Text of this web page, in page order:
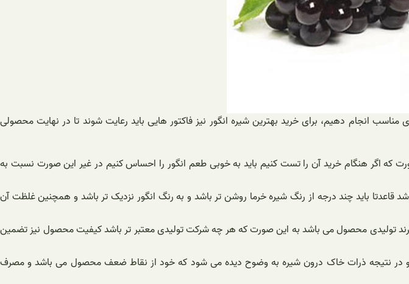
انجام دهیم، برای خرید بهترین شیره انگور نیز فاکتور هایی باید رعایت شوند تا در نهایت محصولی
که اگر هنگام خرید آن را تست کنیم باید به خوبی طعم انگور را احساس کنیم در غیر این صورت نسبت به
باید چند درجه از رنگ شیره خرما روشن تر باشد و به رنگ انگور نزدیک تر باشد و همچنین غلظت آن
برند تولیدی محصول می باشد به این صورت که هر چه شرکت تولیدی معتبر تر باشد کیفیت محصول نیز تضمین
و در نتیجه ذرات خاک درون شیره به وضوح دیده می شود که خود از نقاط ضعف محصول می باشد و مصرف